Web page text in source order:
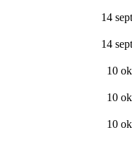
14
14
10
10
10